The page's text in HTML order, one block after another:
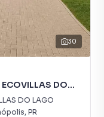
30
DO
DO LAGO
, PR